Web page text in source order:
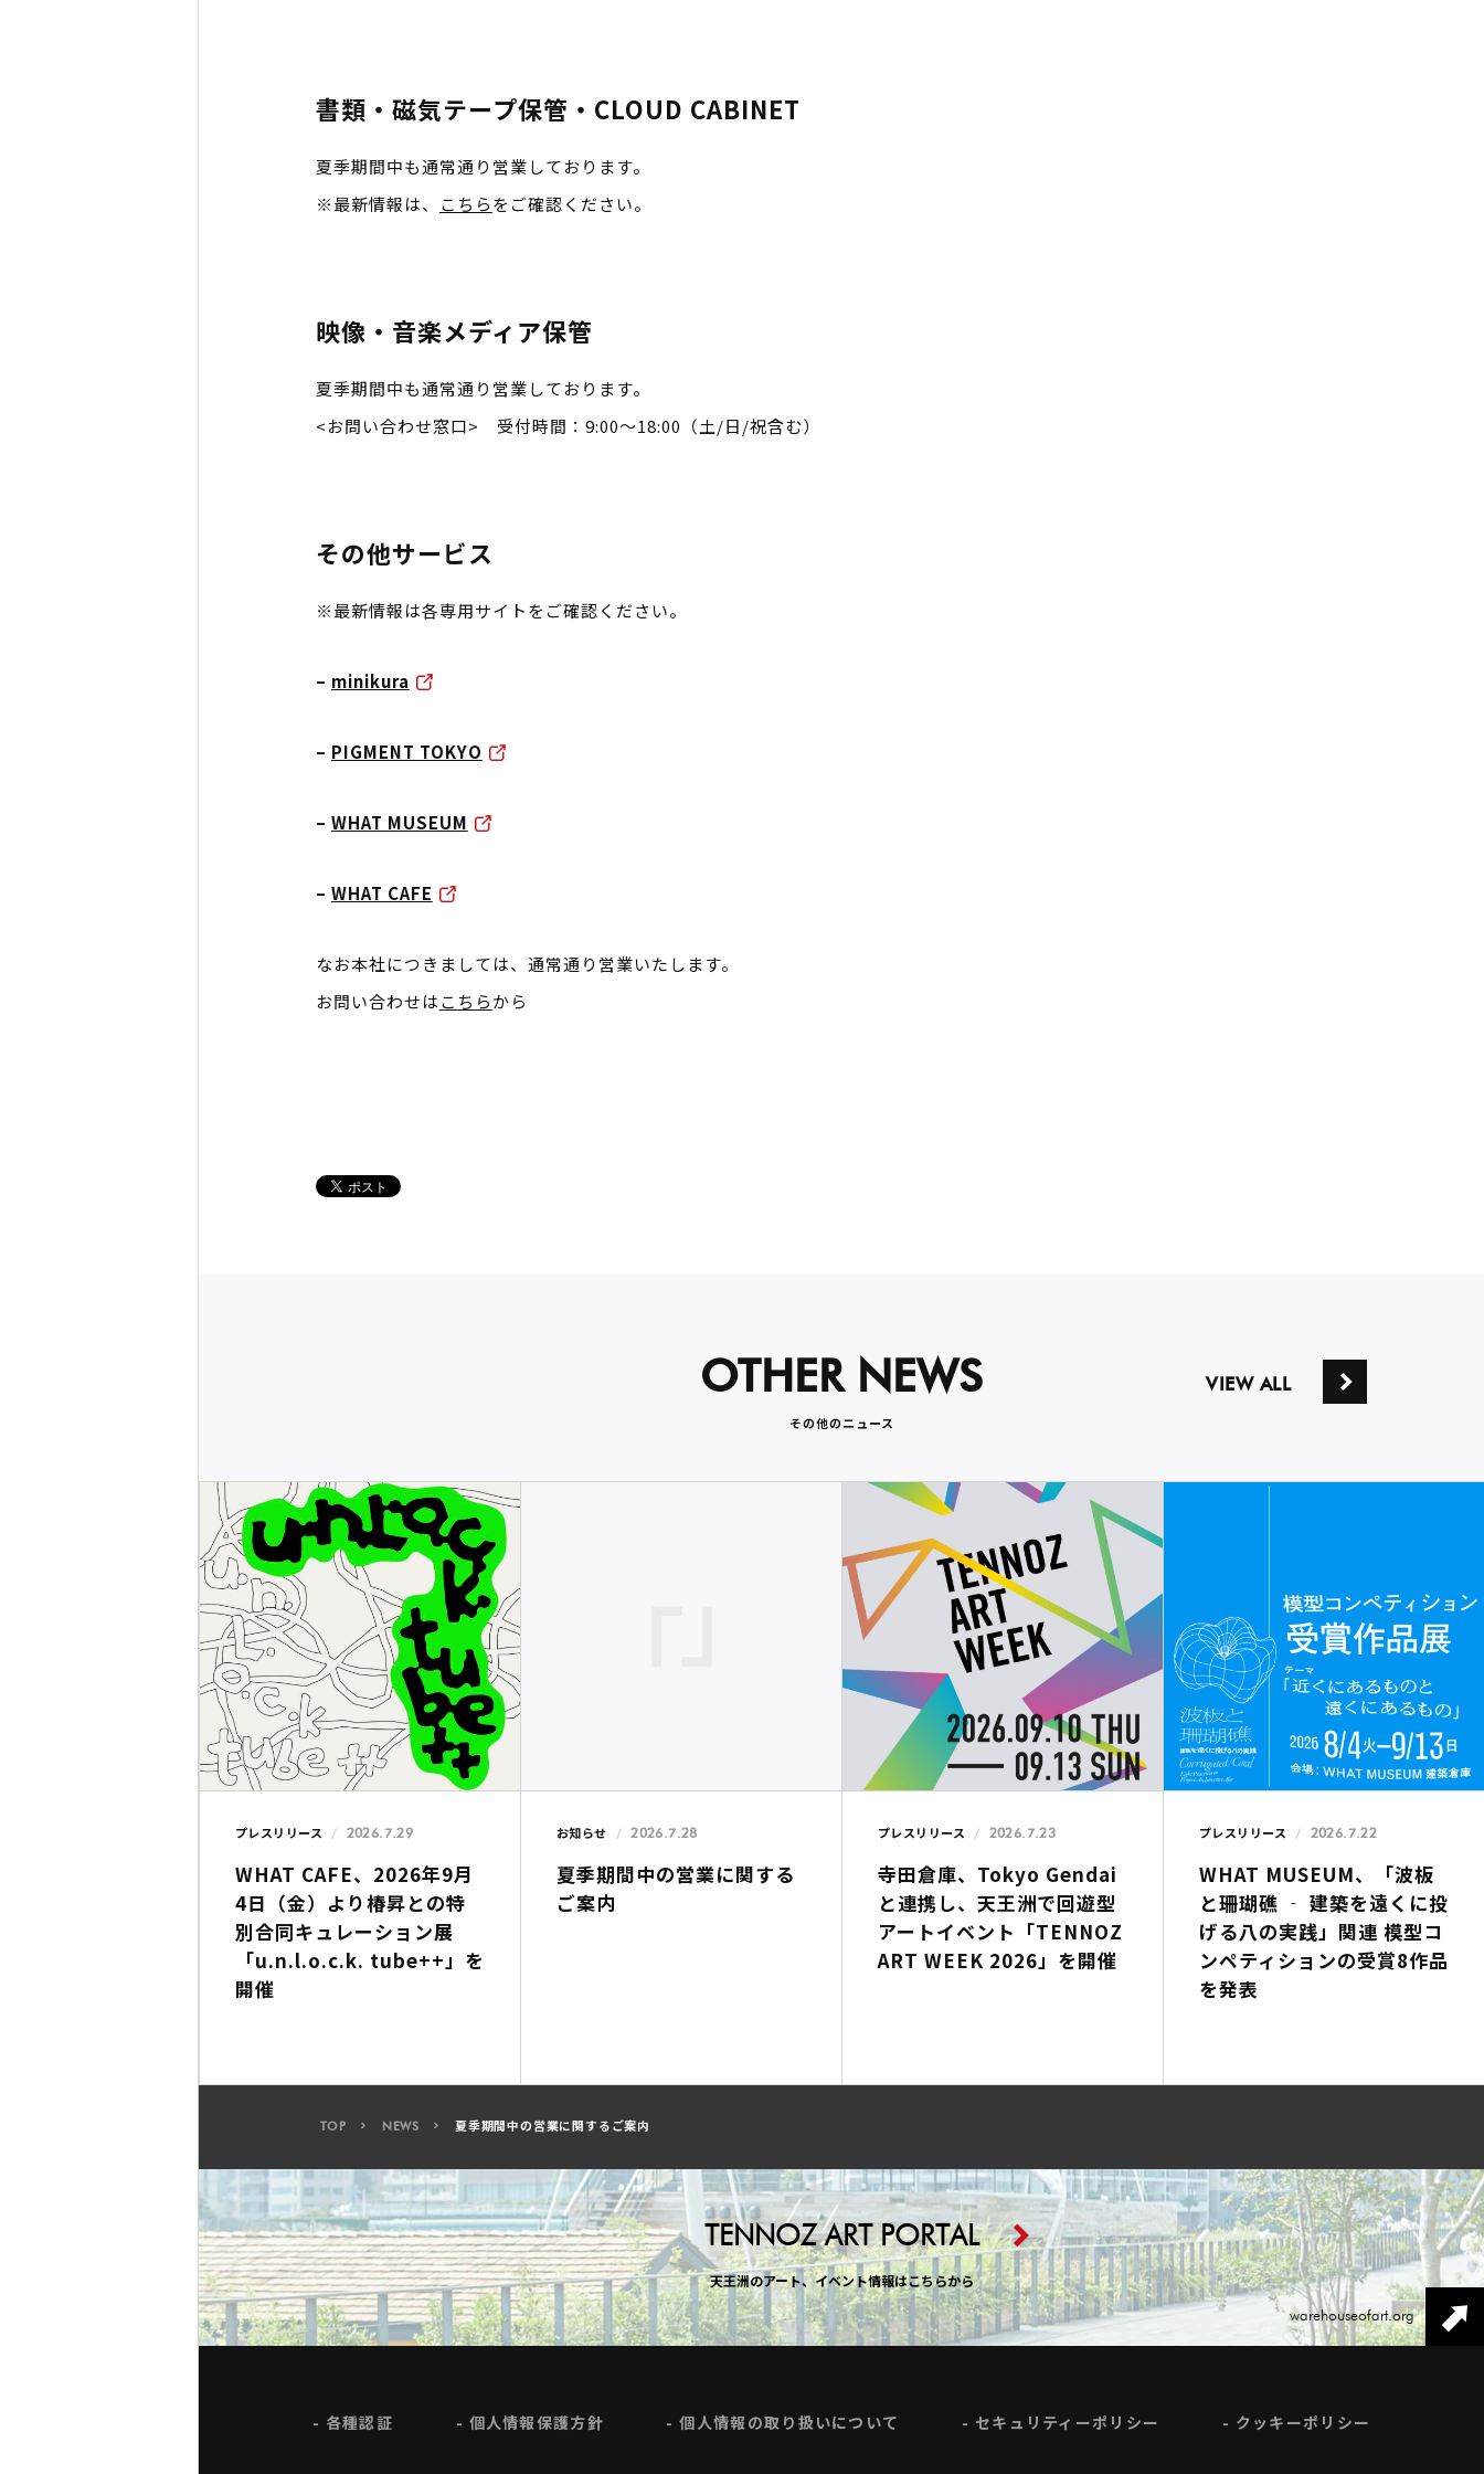
書類・磁気テープ保管・CLOUD CABINET
夏季期間中も通常通り営業しております。
※最新情報は、
こちらをご確認ください。
映像・音楽メディア保管
夏季期間中も通常通り営業しております。
<お問い合わせ窓口> 受付時間：9:00～18:00（土/日/祝含む）
その他サービス
※最新情報は各専用サイトをご確認ください。
– minikura
– PIGMENT TOKYO
– WHAT MUSEUM
– WHAT CAFE
なお本社につきましては、通常通り営業いたします。
お問い合わせはこちらから
OTHER NEWS
その他のニュース
VIEW ALL
プレスリリース 2026.7.29
WHAT CAFE、2026年9月
4日（金）より椿昇との特
別合同キュレーション展
「u.n.l.o.c.k. tube++」を
開催
お知らせ 2026.7.28
夏季期間中の営業に関する
ご案内
プレスリリース 2026.7.23
寺田倉庫、Tokyo Gendai
と連携し、天王洲で回遊型
アートイベント「TENNOZ
ART WEEK 2026」を開催
プレスリリース 2026.7.22
WHAT MUSEUM、「波板
と珊瑚礁 ‐ 建築を遠くに投
げる八の実践」関連 模型コ
ンペティションの受賞8作品
を発表
TOP NEWS 夏季期間中の営業に関するご案内
TENNOZ ART PORTAL
天王洲のアート、イベント情報はこちらから
warehouseofart.org
各種認証 個人情報保護方針 個人情報の取り扱いについて セキュリティーポリシー クッキーポリシー